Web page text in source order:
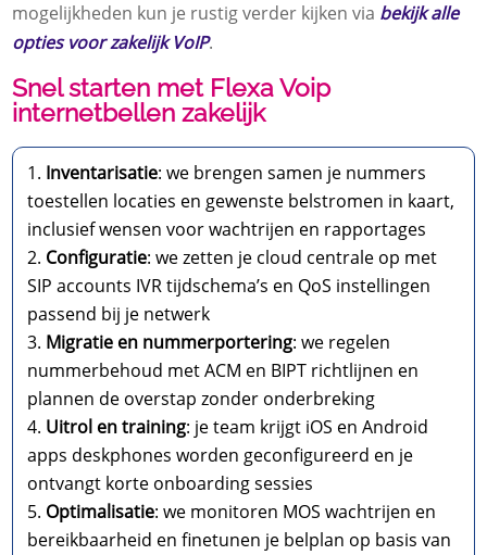
mogelijkheden kun je rustig verder kijken via bekijk alle
opties voor zakelijk VoIP.
Snel starten met Flexa Voip
internetbellen zakelijk
Inventarisatie: we brengen samen je nummers
toestellen locaties en gewenste belstromen in kaart,
inclusief wensen voor wachtrijen en rapportages
Configuratie: we zetten je cloud centrale op met
SIP accounts IVR tijdschema’s en QoS instellingen
passend bij je netwerk
Migratie en nummerportering: we regelen
nummerbehoud met ACM en BIPT richtlijnen en
plannen de overstap zonder onderbreking
Uitrol en training: je team krijgt iOS en Android
apps deskphones worden geconfigureerd en je
ontvangt korte onboarding sessies
Optimalisatie: we monitoren MOS wachtrijen en
bereikbaarheid en finetunen je belplan op basis van